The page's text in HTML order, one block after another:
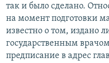
так и было сделано.
на момент подготовки
известно о том, издано
государственным
предписание в адрес